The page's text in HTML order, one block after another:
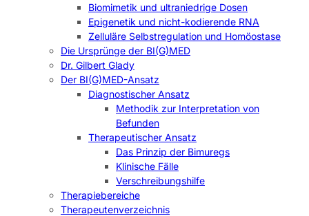
Biomimetik und ultraniedrige Dosen
Epigenetik und nicht-kodierende RNA
Zelluläre Selbstregulation und Homöostase
Die Ursprünge der BI(G)MED
Dr. Gilbert Glady
Der BI(G)MED-Ansatz
Diagnostischer Ansatz
Methodik zur Interpretation von
Befunden
Therapeutischer Ansatz
Das Prinzip der Bimuregs
Klinische Fälle
Verschreibungshilfe
Therapiebereiche
Therapeutenverzeichnis